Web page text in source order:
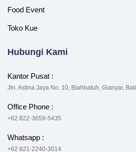
Food Event
Toko Kue
Hubungi Kami
Kantor Pusat :
Jln. Astina Jaya No. 10, Blahbatuh, Gianyar, Bali
Office Phone :
+62 822-3659-5435
Whatsapp :
+62 821-2240-3014